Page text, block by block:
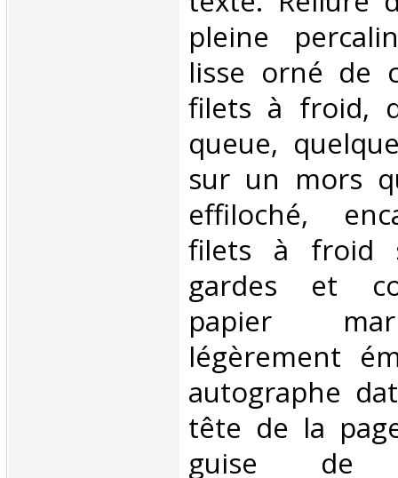
pleine
lisse orné de
filets à froid,
queue,
sur un mors
effiloché,
filets à froid
gardes et
papier
légèrement
autographe
tête de la
guise de